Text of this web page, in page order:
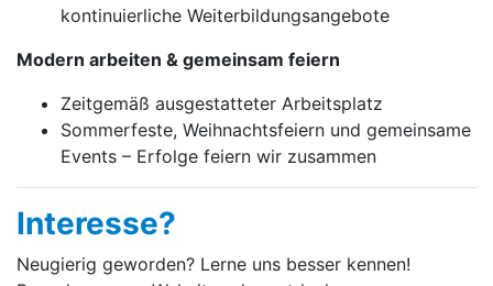
kontinuierliche Weiterbildungsangebote
Modern arbeiten & gemeinsam feiern
Zeitgemäß ausgestatteter Arbeitsplatz
Sommerfeste, Weihnachtsfeiern und gemeinsame
Events – Erfolge feiern wir zusammen
Interesse?
Neugierig geworden? Lerne uns besser kennen!